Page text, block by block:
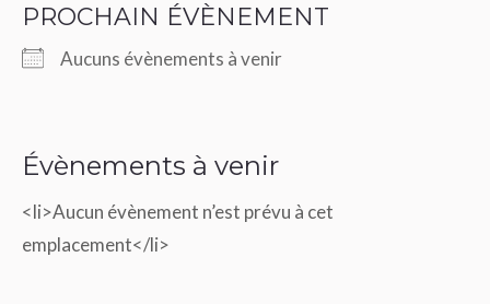
PROCHAIN ÉVÈNEMENT
Aucuns évènements à venir
Voir Évènements
Évènements à venir
<li>Aucun évènement n’est prévu à cet
emplacement</li>